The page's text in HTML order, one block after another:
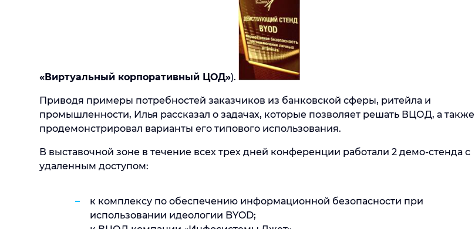
«Виртуальный корпоративный ЦОД»).
Приводя примеры потребностей заказчиков из банковской сферы, ритейла и
промышленности, Илья рассказал о задачах, которые позволяет решать ВЦОД, а также
продемонстрировал варианты его типового использования.
В выставочной зоне в течение всех трех дней конференции работали 2 демо-стенда с
удаленным доступом:
к комплексу по обеспечению информационной безопасности при
использовании идеологии BYOD;